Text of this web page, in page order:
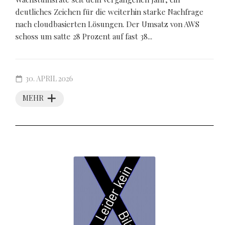
deutliches Zeichen für die weiterhin starke Nachfrage
nach cloudbasierten Lösungen. Der Umsatz von AWS
schoss um satte 28 Prozent auf fast 38...
MEHR
30. APRIL 2026